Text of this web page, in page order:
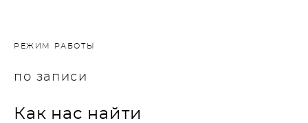
РЕЖИМ РАБОТЫ
по записи
Как нас найти